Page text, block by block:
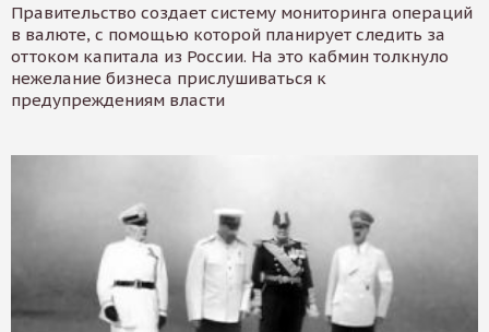
Правительство создает систему мониторинга операций
в валюте, с помощью которой планирует следить за
оттоком капитала из России. На это кабмин толкнуло
нежелание бизнеса прислушиваться к
предупреждениям власти